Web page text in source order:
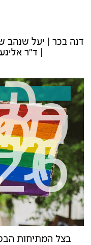
דנה בכר | יעל שנהב
| ד"ר
בצל המתיחות